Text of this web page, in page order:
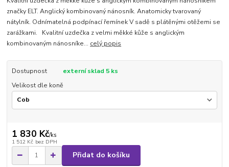
značky ELT. Anglický kombinovaný nánosník. Anatomicky tvarovaný
nátylník. Odnímatelná podpínací řemínek V sadě s plátěnými otěžemi se
zarážkami. Kvalitní uzdečka z velmi měkké kůže s anglickým
kombinovaným nánosníke... celý popis
Dostupnost
externí sklad 5 ks
Velikost dle koně
1 830 Kč/ks
1 512 Kč bez DPH
Přidat do košíku